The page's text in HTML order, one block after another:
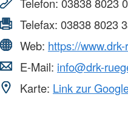
Telefax: 03838 8023
Web: https://
E-Mail: info@drk-
Karte: Link zur